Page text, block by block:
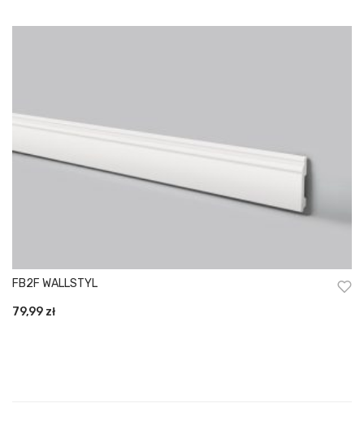
FB2F WALLSTYL
79,99 zł